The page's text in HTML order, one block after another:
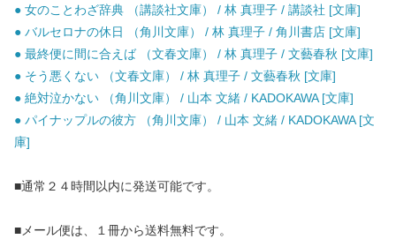
● 女のことわざ辞典 （講談社文庫） / 林 真理子 / 講談社 [文庫]
● バルセロナの休日 （角川文庫） / 林 真理子 / 角川書店 [文庫]
● 最終便に間に合えば （文春文庫） / 林 真理子 / 文藝春秋 [文庫]
● そう悪くない （文春文庫） / 林 真理子 / 文藝春秋 [文庫]
● 絶対泣かない （角川文庫） / 山本 文緒 / KADOKAWA [文庫]
● パイナップルの彼方 （角川文庫） / 山本 文緒 / KADOKAWA [文
庫]
■通常２４時間以内に発送可能です。
■メール便は、１冊から送料無料です。